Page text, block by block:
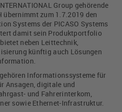
Group gehörende
zum 1.7.2019 den
Systems der PICASO Systems
damit sein Produktportfolio
neben Leittechnik,
künftig auch Lösungen
Informationssysteme für
Ansagen, digitale und
und Fahrerinterkom,
sowie Ethernet-Infrastruktur.